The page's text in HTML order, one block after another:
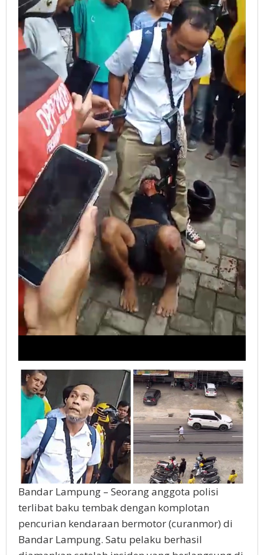
Bandar Lampung – Seorang anggota polisi
terlibat baku tembak dengan komplotan
pencurian kendaraan bermotor (curanmor) di
Bandar Lampung. Satu pelaku berhasil